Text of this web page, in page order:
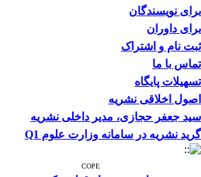
برای نویسندگان
برای داوران
ثبت نام و اشتراک
تماس با ما
تسهیلات پایگاه
اصول اخلاقی نشریه
سید جعفر حجازی، مدیر داخلی نشریه
گرید نشریه در سامانه وزارت علوم Q1
COPE